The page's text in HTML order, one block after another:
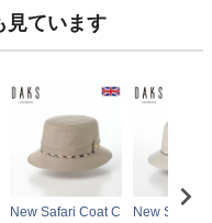
見ています
New Safari Coat C
New Safari